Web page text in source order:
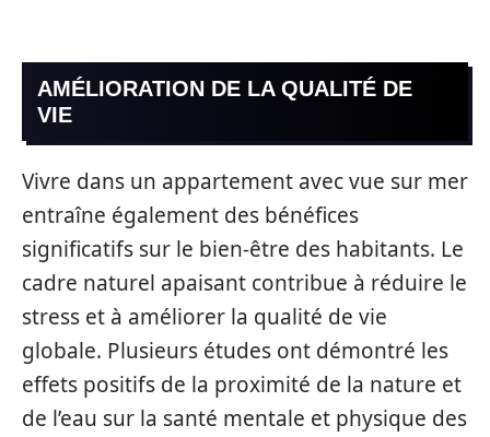
AMÉLIORATION DE LA QUALITÉ DE
VIE
Vivre dans un appartement avec vue sur mer
entraîne également des bénéfices
significatifs sur le bien-être des habitants. Le
cadre naturel apaisant contribue à réduire le
stress et à améliorer la qualité de vie
globale. Plusieurs études ont démontré les
effets positifs de la proximité de la nature et
de l’eau sur la santé mentale et physique des